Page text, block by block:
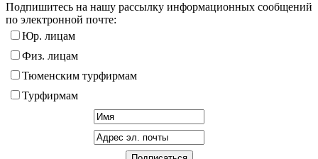
Подпишитесь на нашу рассылку информационных сообщений
по электронной почте:
Юр. лицам
Физ. лицам
Тюменским турфирмам
Турфирмам